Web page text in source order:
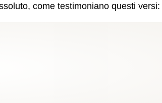
come testimoniano questi versi: